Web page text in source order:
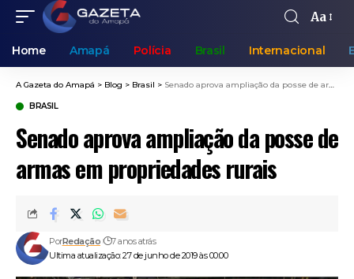
Aa
Home Amapá Polícia Brasil Internacional
A Gazeta do Amapá > Blog > Brasil > Senado aprova ampliação da posse de armas em propriedades rurais
BRASIL
Senado aprova ampliação da posse de
armas em propriedades rurais
Ultima atualização: 27 de junho de 2019 às 00:00
PorRedação 7 anos atrás